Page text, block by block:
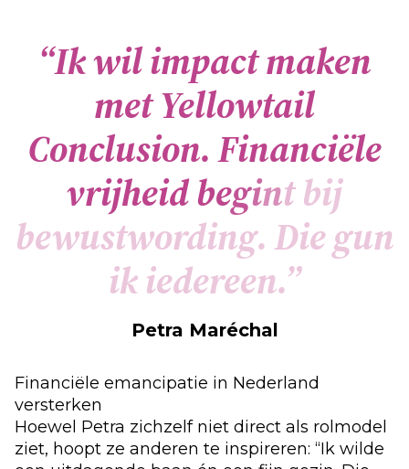
“Ikwilimpactmaken
metYellowtail
Conclusion.Financiële
vrijheidbegintbij
bewustwording.Diegun
ikiedereen.”
Petra Maréchal
Financiële emancipatie in Nederland
versterken
Hoewel Petra zichzelf niet direct als rolmodel
ziet, hoopt ze anderen te inspireren: “Ik wilde